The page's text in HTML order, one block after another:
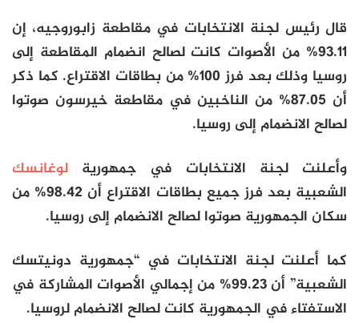
قال رئيس لجنة الانتخابات في مقاطعة زابوروجيه، إن
93.11% من الأصوات كانت لصالح انضمام المقاطعة إلى
روسيا وذلك بعد فرز 100% من بطاقات الاقتراع. كما ذكر
أن 87.05% من الناخبين في مقاطعة خيرسون صوتوا
لصالح الانضمام إلى روسيا.
وأعلنت لجنة الانتخابات في جمهورية لوغانسك
الشعبية بعد فرز جميع بطاقات الاقتراع أن 98.42% من
سكان الجمهورية صوتوا لصالح الانضمام إلى روسيا.
كما أعلنت لجنة الانتخابات في “جمهورية دونيتسك
الشعبية” أن 99.23% من إجمالي الأصوات المشاركة في
الاستفتاء في الجمهورية كانت لصالح الانضمام لروسيا.